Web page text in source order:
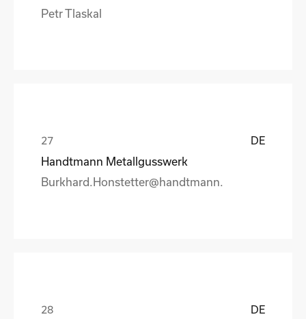
Petr Tlaskal
DE
Handtmann Metallgusswerk
Burkhard.Honstetter@handtmann.
DE